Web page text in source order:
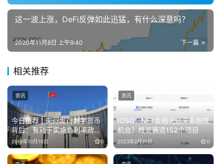
这一波上涨，DeFi反弹如此迅猛，有什么深意吗？
下一篇
2020年11月8日 上午9:40
相关推荐
今日推荐 | 央行发行数字货币
背后：有利于实施负利率政策
提振经济？
2019年10月10日 0
资讯
IOSG：NFT金融化迎来系统性
机会？概览赛道152个项目
2023年2月21日 0
资讯